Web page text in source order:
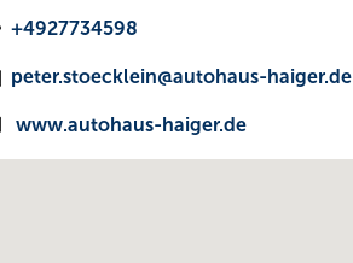
+4927734598
peter.stoecklein@autohaus-haiger.de
www.autohaus-haiger.de